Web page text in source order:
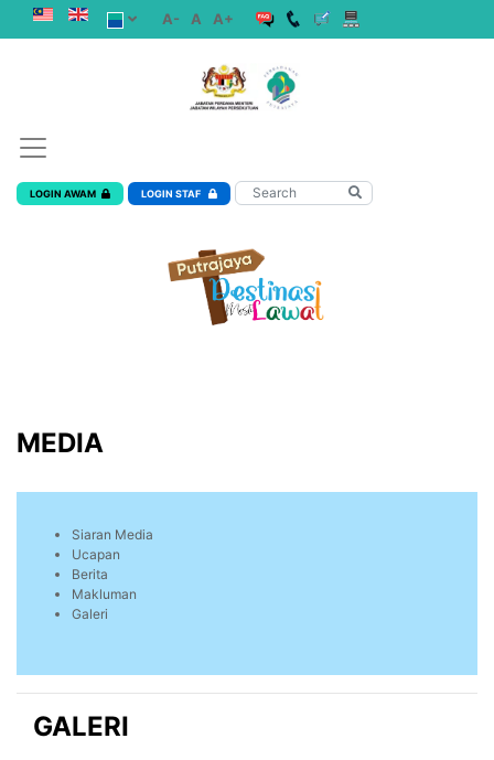
A- A A+
LOGIN AWAM LOGIN STAF
MEDIA
Siaran Media
Ucapan
Berita
Makluman
Galeri
GALERI